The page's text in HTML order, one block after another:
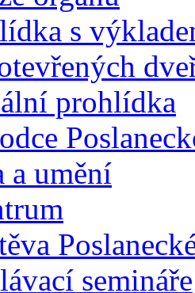
s
prohlídka
a umění
semináře